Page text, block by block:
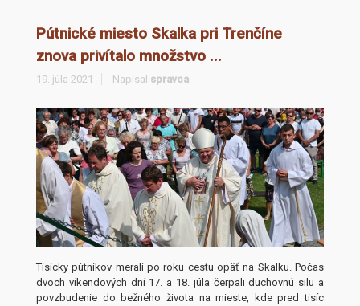
Pútnické miesto Skalka pri Trenčíne
znova privítalo množstvo ...
19. júla 2021 Napísal spravca
Tisícky pútnikov merali po roku cestu opäť na Skalku. Počas
dvoch víkendových dní 17. a 18. júla čerpali duchovnú silu a
povzbudenie do bežného života na mieste, kde pred tisíc